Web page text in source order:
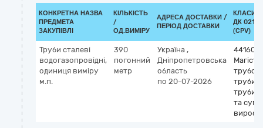
КОНКРЕТНА НАЗВА
ПРЕДМЕТА
ЗАКУПІВЛІ
КІЛЬКІСТЬ
/
ОД.ВИМІРУ
АДРЕСА ДОСТАВКИ /
ПЕРІОД ДОСТАВКИ
ДК
(CPV)
Труби сталеві
водогазопровідні,
одиниця виміру
м.п.
390
погонний
метр
Україна ,
Дніпропетровська
область
по 20-07-2026
труби,
труби,
та
вироби